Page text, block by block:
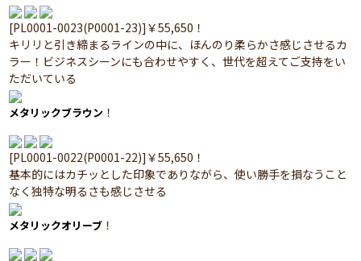
[PL0001-0023(P0001-23)]￥55,650！
キリリと引き締まるラインの中に、ほんのり柔らかさ感じさせるカ
ラー！ビジネスシーンにも合わせやすく、世代を超えてご支持をい
ただいている
メタリックブラウン ！
[PL0001-0022(P0001-22)]￥55,650！
基本的にはカチッとした印象でありながら、使い勝手を損なうこと
なく独特な明るさも感じさせる
メタリックオリーブ ！